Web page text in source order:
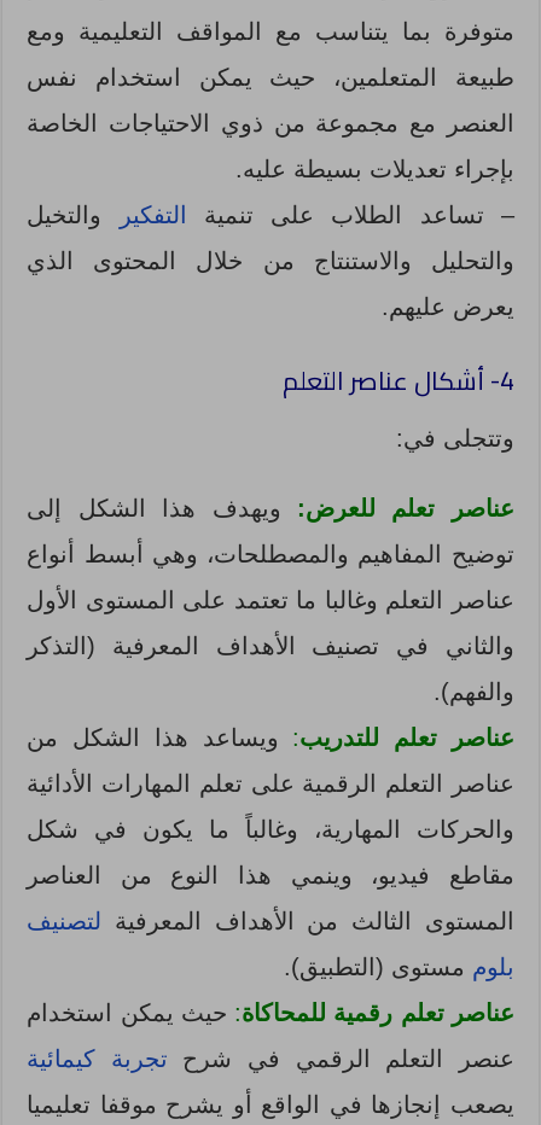
متوفرة بما يتناسب مع المواقف التعليمية ومع
طبيعة المتعلمين، حيث يمكن استخدام نفس
العنصر مع مجموعة من ذوي الاحتياجات الخاصة
بإجراء تعديلات بسيطة عليه.
– تساعد الطلاب على تنمية
التفكير
والتخيل
والتحليل والاستنتاج من خلال المحتوى الذي
يعرض عليهم.
4- أشكال عناصر التعلم
وتتجلى في:
عناصر تعلم للعرض:
ويهدف هذا الشكل إلى
توضيح المفاهيم والمصطلحات، وهي أبسط أنواع
عناصر التعلم وغالبا ما تعتمد على المستوى الأول
والثاني في تصنيف الأهداف المعرفية (التذكر
والفهم).
عناصر تعلم للتدريب: ويساعد هذا الشكل من
عناصر التعلم الرقمية على تعلم المهارات الأدائية
والحركات المهارية، وغالباً ما يكون في شكل
مقاطع فيديو، وينمي هذا النوع من العناصر
المستوى الثالث من الأهداف المعرفية لتصنيف
بلوم مستوى (التطبيق).
عناصر تعلم رقمية للمحاكاة: حيث يمكن استخدام
عنصر التعلم الرقمي في شرح تجربة كيمائية
يصعب إنجازها في الواقع أو يشرح موقفا تعليميا